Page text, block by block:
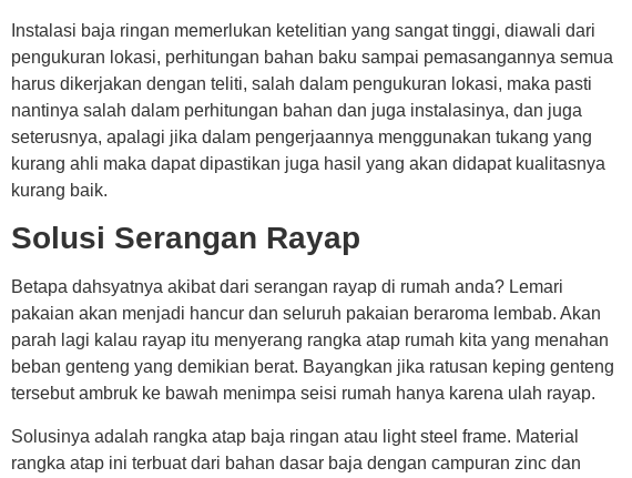
Instalasi baja ringan memerlukan ketelitian yang sangat tinggi, diawali dari
pengukuran lokasi, perhitungan bahan baku sampai pemasangannya semua
harus dikerjakan dengan teliti, salah dalam pengukuran lokasi, maka pasti
nantinya salah dalam perhitungan bahan dan juga instalasinya, dan juga
seterusnya, apalagi jika dalam pengerjaannya menggunakan tukang yang
kurang ahli maka dapat dipastikan juga hasil yang akan didapat kualitasnya
kurang baik.
Solusi Serangan Rayap
Betapa dahsyatnya akibat dari serangan rayap di rumah anda? Lemari
pakaian akan menjadi hancur dan seluruh pakaian beraroma lembab. Akan
parah lagi kalau rayap itu menyerang rangka atap rumah kita yang menahan
beban genteng yang demikian berat. Bayangkan jika ratusan keping genteng
tersebut ambruk ke bawah menimpa seisi rumah hanya karena ulah rayap.
Solusinya adalah rangka atap baja ringan atau light steel frame. Material
rangka atap ini terbuat dari bahan dasar baja dengan campuran zinc dan